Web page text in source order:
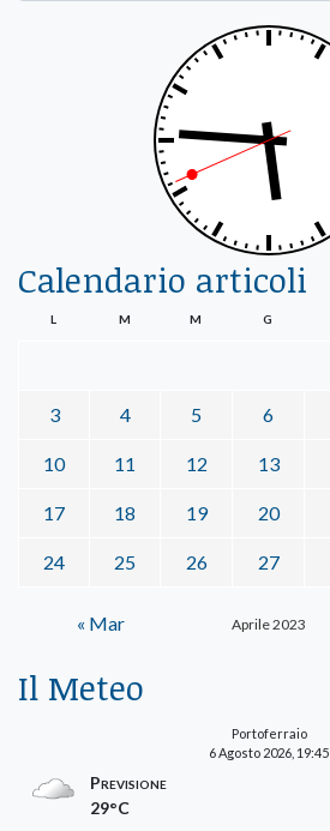
Calendario articoli
Aprile 2023
L M M G
3 4 5 6
10 11 12 13
17 18 19 20
24 25 26 27
« Mar
Il Meteo
Portoferraio
6 Agosto 2026, 19:45
Previsione
29°C